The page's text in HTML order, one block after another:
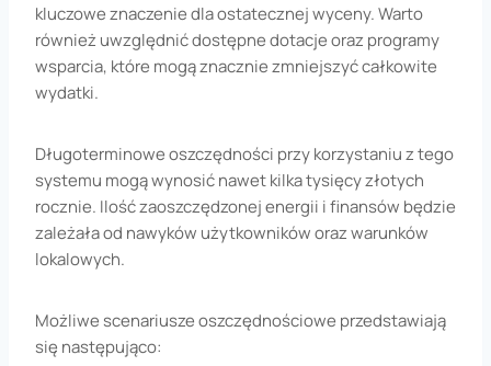
kluczowe znaczenie dla ostatecznej wyceny. Warto
również uwzględnić dostępne dotacje oraz programy
wsparcia, które mogą znacznie zmniejszyć całkowite
wydatki.
Długoterminowe oszczędności przy korzystaniu z tego
systemu mogą wynosić nawet kilka tysięcy złotych
rocznie. Ilość zaoszczędzonej energii i finansów będzie
zależała od nawyków użytkowników oraz warunków
lokalowych.
Możliwe scenariusze oszczędnościowe przedstawiają
się następująco: